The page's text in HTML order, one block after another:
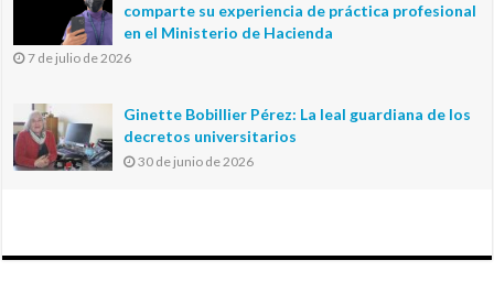
comparte su experiencia de práctica profesional
en el Ministerio de Hacienda
7 de julio de 2026
Ginette Bobillier Pérez: La leal guardiana de los
decretos universitarios
30 de junio de 2026